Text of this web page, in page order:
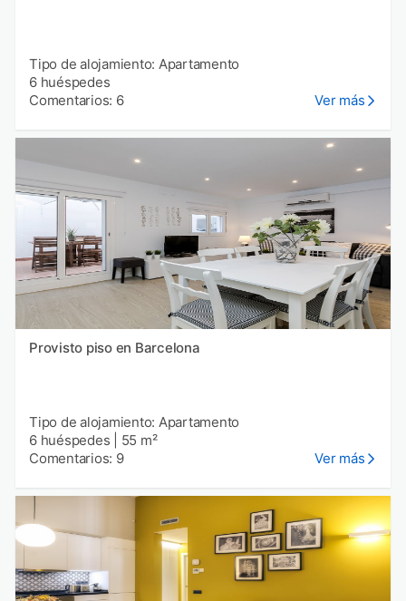
Tipo de alojamiento: Apartamento
6 huéspedes
Comentarios: 6
Ver más
Provisto piso en Barcelona
Tipo de alojamiento: Apartamento
6 huéspedes
55 m²
Comentarios: 9
Ver más